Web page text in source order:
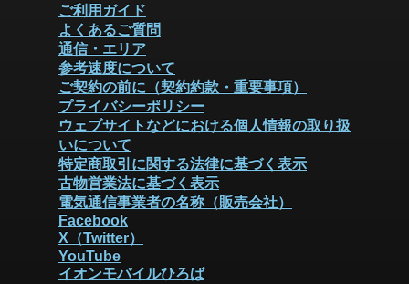
ご利用ガイド
よくあるご質問
通信・エリア
参考速度について
ご契約の前に（契約約款・重要事項）
プライバシーポリシー
ウェブサイトなどにおける個人情報の取り扱
いについて
特定商取引に関する法律に基づく表示
古物営業法に基づく表示
電気通信事業者の名称（販売会社）
Facebook
X（Twitter）
YouTube
イオンモバイルひろば